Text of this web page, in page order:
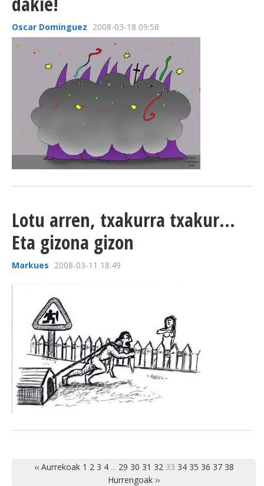
Oscar Dominguez 2008-03-18 09:58
Lotu arren, txakurra txakur...
Eta gizona gizon
Markues 2008-03-11 18:49
‹‹ Aurrekoak 1 2 3 4... 29 30 31 32 33 34 35 36 37 38
Hurrengoak ››